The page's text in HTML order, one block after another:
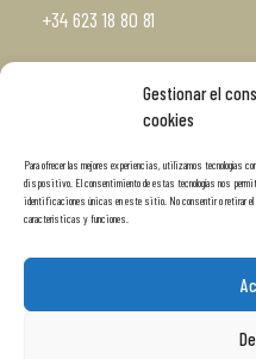
Gestionar el
cookies
Para ofrecer las mejores experiencias, utilizamos tecnologías
dispositivo. El consentimiento de estas tecnologías nos
identificaciones únicas en este sitio. No consentir o retirar el
características y funciones.
+34 623 18 80 81
Santiago de Compostela